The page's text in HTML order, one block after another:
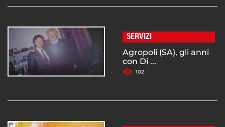
SERVIZI
Agropoli (SA), gli anni
con Di ...
102